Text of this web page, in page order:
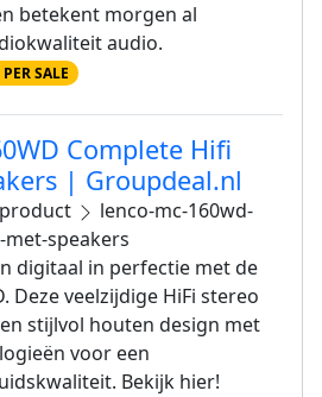
betekent morgen al
audio.
SALE
Complete Hifi
| Groupdeal.nl
product
lenco-mc-160wd-
speakers
digitaal in perfectie met de
Deze veelzijdige HiFi stereo
stijlvol houten design met
voor een
Bekijk hier!